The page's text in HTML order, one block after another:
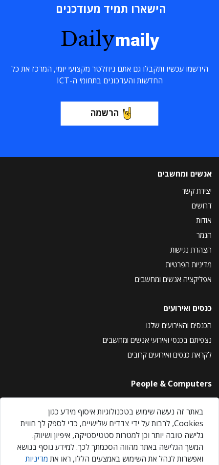
הישארו תמיד מעודכנים
Dailymaily
הירשמו עכשיו ותקבלו גם אתם ניוזלטר מקצועי יומי, המרכז את כל
החדשות והעדכונים בתחומי ה-ICT
הרשמה
אנשים ומחשבים
יצירת קשר
דרושים
אודות
הנמר
הצהרת נגישות
מדיניות הפרטיות
אפליקציה אנשים ומחשבים
כנסים ואירועים
הכנסים והאירועים שלנו
נצפיתם בכנסי ואירועי אנשים ומחשבים
לקראת כנסים ואירועים קרובים
People & Computers
About Us
Privacy Policy
Contact Us
Our Events
באתר זה נעשה שימוש בטכנולוגיות איסוף מידע כגון
Cookies, לרבות על ידי צדדים שלישיים, כדי לספק לך חווית
גלישה טובה יותר וכן למטרות סטטיסטיקה, איפיון ושיווק.
המשך הגלישה באתר מהווה הסכמתך לכך. למידע נוסף בנושא
ואפשרות לנהל את השימוש באמצעים הללו, ראו את מדיניות